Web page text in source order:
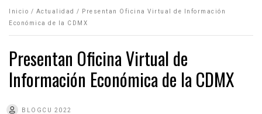
Inicio / Actualidad /
Presentan Oficina Virtual de Información
Económica de la CDMX
Presentan Oficina Virtual de
Información Económica de la CDMX
BLOGCU 2022